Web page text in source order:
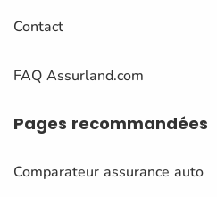
Contact
FAQ Assurland.com
Pages recommandées
Comparateur assurance auto